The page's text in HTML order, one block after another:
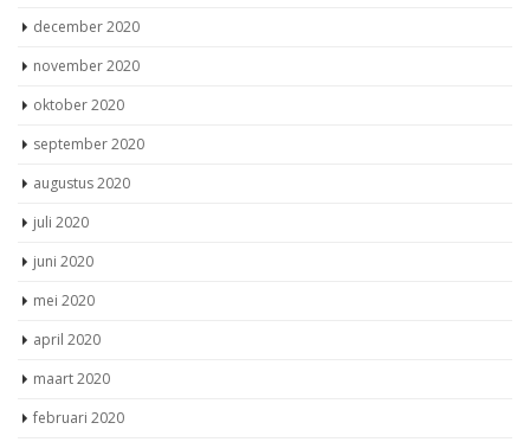
december 2020
november 2020
oktober 2020
september 2020
augustus 2020
juli 2020
juni 2020
mei 2020
april 2020
maart 2020
februari 2020